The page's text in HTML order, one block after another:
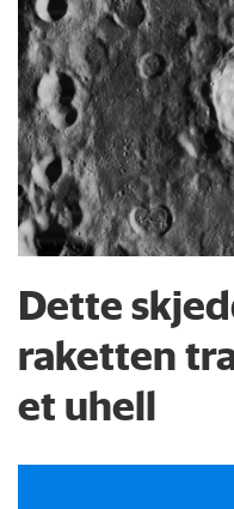
Dette
raketten
et uhell